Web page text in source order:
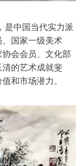
是中国当代实力派
国家一级美术
会会员、文化部
的艺术成就斐
和市场潜力。